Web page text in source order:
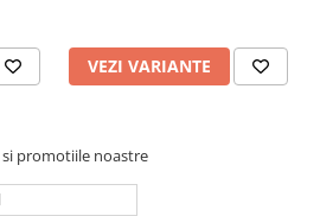
VEZI VARIANTE
promotiile noastre